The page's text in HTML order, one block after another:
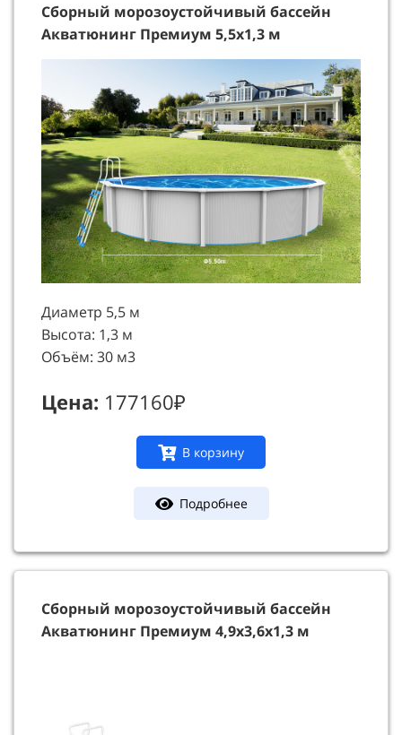
Сборный морозоустойчивый бассейн
Акватюнинг Премиум 5,5х1,3 м
Диаметр 5,5 м
Высота: 1,3 м
Объём: 30 м3
Цена: 177160₽
В корзину
Подробнее
Сборный морозоустойчивый бассейн
Акватюнинг Премиум 4,9х3,6х1,3 м